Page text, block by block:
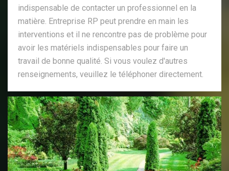
indispensable de contacter un professionnel en la
matière. Entreprise RP peut prendre en main les
interventions et il ne rencontre pas de problème pour
avoir les matériels indispensables pour faire un
travail de bonne qualité. Si vous voulez d'autres
renseignements, veuillez le téléphoner directement.